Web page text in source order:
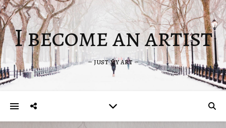
I become an artist
– just my art –